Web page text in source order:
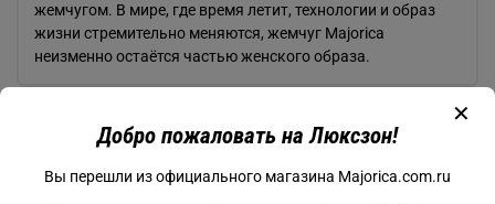
жемчугом. В мире, где время летит, технологии и образ
жизни стремительно меняются, жемчуг Majorica
неизменно остаётся частью женского образа.
Характеристики
✕
Добро пожаловать на Люксзон!
Вы перешли из официального магазина Majorica.com.ru